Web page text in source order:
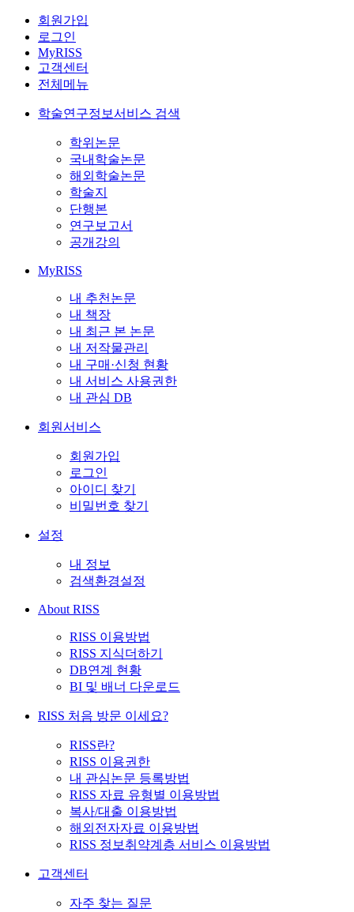
회원가입
로그인
MyRISS
고객센터
전체메뉴
학술연구정보서비스 검색
학위논문
국내학술논문
해외학술논문
학술지
단행본
연구보고서
공개강의
MyRISS
내 추천논문
내 책장
내 최근 본 논문
내 저작물관리
내 구매·신청 현황
내 서비스 사용권한
내 관심 DB
회원서비스
회원가입
로그인
아이디 찾기
비밀번호 찾기
설정
내 정보
검색환경설정
About RISS
RISS 이용방법
RISS 지식더하기
DB연계 현황
BI 및 배너 다운로드
RISS 처음 방문 이세요?
RISS란?
RISS 이용권한
내 관심논문 등록방법
RISS 자료 유형별 이용방법
복사/대출 이용방법
해외전자자료 이용방법
RISS 정보취약계층 서비스 이용방법
고객센터
자주 찾는 질문